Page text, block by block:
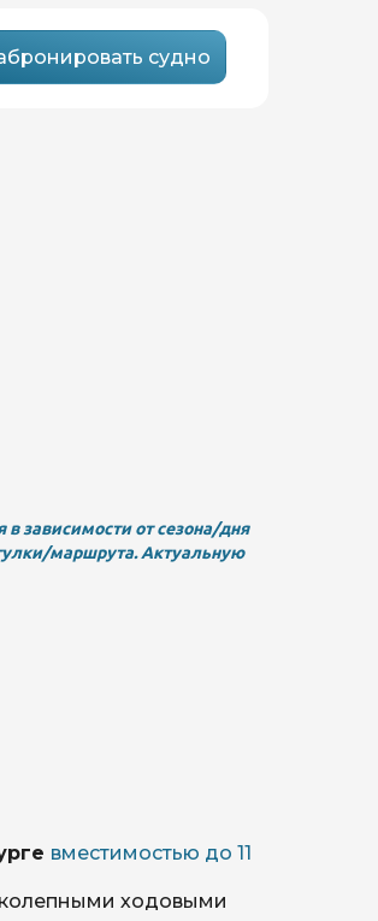
судно
зависимости от сезона/дня
маршрута. Актуальную
вместимостью до 11
ходовыми